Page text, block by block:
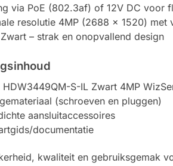
via PoE (802.3af) of 12V DC voor
resolutie 4MP (2688 × 1520) met
– strak en onopvallend design
HDW3449QM-S-IL Zwart 4MP
(schroeven en pluggen)
aansluitaccessoires
documentatie
kwaliteit en gebruiksgemak